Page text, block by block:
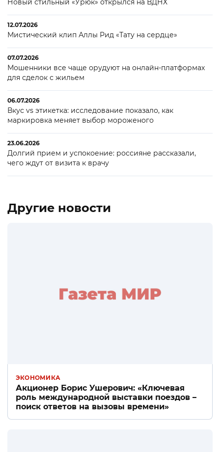
Новый стильный «Урюк» открылся на ВДНХ
12.07.2026
Мистический клип Аллы Рид «Тату на сердце»
07.07.2026
Мошенники все чаще орудуют на онлайн-платформах
для сделок с жильем
06.07.2026
Вкус vs этикетка: исследование показало, как
маркировка меняет выбор мороженого
23.06.2026
Долгий прием и успокоение: россияне рассказали,
чего ждут от визита к врачу
Другие новости
ЭКОНОМИКА
Акционер Борис Ушерович: «Ключевая
роль международной выставки поездов –
поиск ответов на вызовы времени»